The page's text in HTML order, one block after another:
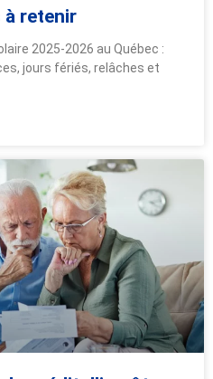
à retenir
2025-2026 au Québec :
jours fériés, relâches et